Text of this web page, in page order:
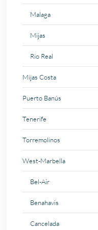
Malaga
Mijas
Rio Real
Mijas Costa
Puerto Banús
Tenerife
Torremolinos
West-Marbella
Bel-Air
Benahavis
Cancelada